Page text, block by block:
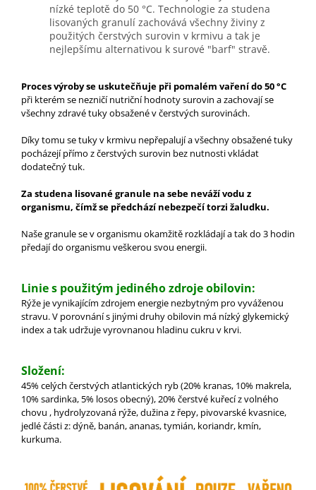
nízké teplotě do 50 °C. Technologie za studena
lisovaných granulí zachovává všechny živiny z
použitých čerstvých surovin v krmivu a tak je
nejlepšímu alternativou k surové "barf" stravě.
Proces výroby se uskutečňuje při pomalém vaření do 50 °C
při kterém se nezničí nutriční hodnoty surovin a zachovají se
všechny zdravé tuky obsažené v čerstvých surovinách.
Díky tomu se tuky v krmivu nepřepalují a všechny obsažené tuky
pocházejí přímo z čerstvých surovin bez nutnosti vkládat
dodatečný tuk.
Za studena lisované granule na sebe neváží vodu z
organismu, čímž se předchází nebezpečí torzi žaludku.
Naše granule se v organismu okamžitě rozkládají a tak do 3 hodin
předají do organismu veškerou svou energii.
Linie s použitým jediného zdroje obilovin:
Rýže je vynikajícím zdrojem energie nezbytným pro vyváženou
stravu. V porovnání s jinými druhy obilovin má nízký glykemický
index a tak udržuje vyrovnanou hladinu cukru v krvi.
Složení:
45% celých čerstvých atlantických ryb (20% kranas, 10% makrela,
10% sardinka, 5% losos obecný), 20% čerstvé kuřecí z volného
chovu , hydrolyzovaná rýže, dužina z řepy, pivovarské kvasnice,
jedlé části z: dýně, banán, ananas, tymián, koriandr, kmín,
kurkuma.